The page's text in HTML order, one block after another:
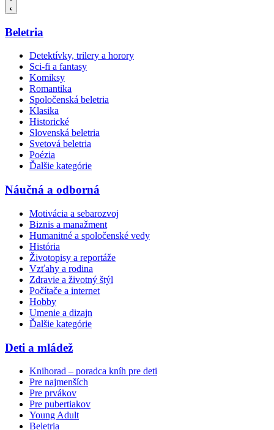
Beletria
Detektívky, trilery a horory
Sci-fi a fantasy
Komiksy
Romantika
Spoločenská beletria
Klasika
Historické
Slovenská beletria
Svetová beletria
Poézia
Ďalšie kategórie
Náučná a odborná
Motivácia a sebarozvoj
Biznis a manažment
Humanitné a spoločenské vedy
História
Životopisy a reportáže
Vzťahy a rodina
Zdravie a životný štýl
Počítače a internet
Hobby
Umenie a dizajn
Ďalšie kategórie
Deti a mládež
Knihorad – poradca kníh pre deti
Pre najmenších
Pre prvákov
Pre pubertiakov
Young Adult
Beletria